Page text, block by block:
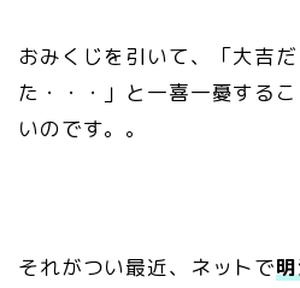
おみくじを引いて、「大吉
た・・・」と一喜一憂する
いのです。。
それがつい最近、ネットで